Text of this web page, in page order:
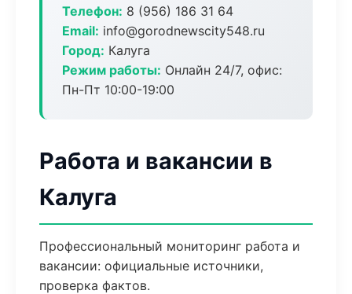
Телефон: 8 (956) 186 31 64
Email: info@gorodnewscity548.ru
Город: Калуга
Режим работы: Онлайн 24/7, офис:
Пн-Пт 10:00-19:00
Работа и вакансии в
Калуга
Профессиональный мониторинг работа и
вакансии: официальные источники,
проверка фактов.